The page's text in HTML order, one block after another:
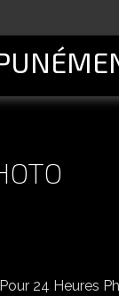
24 Heures